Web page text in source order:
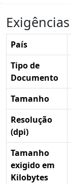
Exigências
País
Tipo de
Documento
Tamanho
Resolução
(dpi)
Tamanho
exigido em
Kilobytes